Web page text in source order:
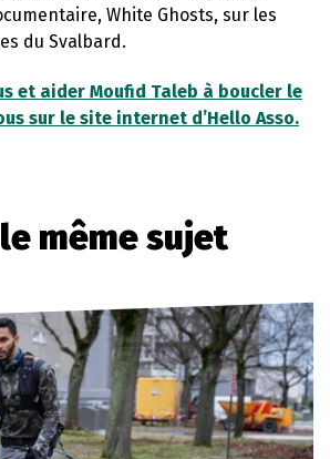
White Ghosts, sur les
du Svalbard.
et aider Moufid Taleb à boucler le
sur le site internet d’Hello Asso.
même sujet